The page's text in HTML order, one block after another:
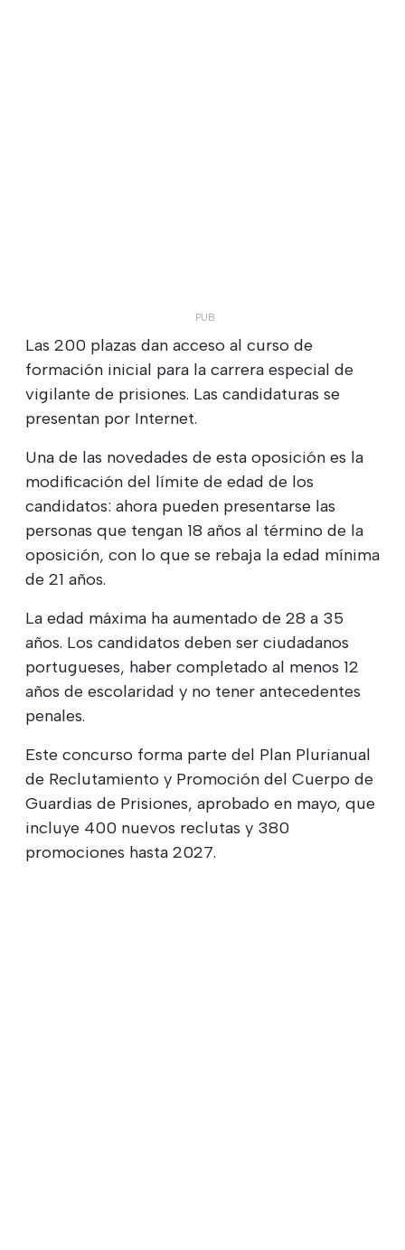
Las 200 plazas dan acceso al curso de
formación inicial para la carrera especial de
vigilante de prisiones. Las candidaturas se
presentan por Internet.
Una de las novedades de esta oposición es la
modificación del límite de edad de los
candidatos: ahora pueden presentarse las
personas que tengan 18 años al término de la
oposición, con lo que se rebaja la edad mínima
de 21 años.
La edad máxima ha aumentado de 28 a 35
años. Los candidatos deben ser ciudadanos
portugueses, haber completado al menos 12
años de escolaridad y no tener antecedentes
penales.
Este concurso forma parte del Plan Plurianual
de Reclutamiento y Promoción del Cuerpo de
Guardias de Prisiones, aprobado en mayo, que
incluye 400 nuevos reclutas y 380
promociones hasta 2027.